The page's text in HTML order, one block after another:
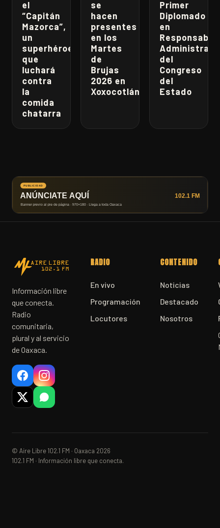
el
“Capitán
Mazorca”,
un
superhéroe
que
luchará
contra
la
comida
chatarra
se
hacen
presentes
en los
Martes
de
Brujas
2026 en
Xoxocotlán
Primer
Diplomado
en
del
Congreso
del
Estado
Información libre
que conecta.
Radio
comunitaria,
plural y al servicio
de Oaxaca.
RADIO
En vivo
Programación
Locutores
CONTENIDO
Noticias
Destacado
Nosotros
© Aire Libre 102.1 FM · Oaxaca 2026
102.1 FM · Información libre que conecta.